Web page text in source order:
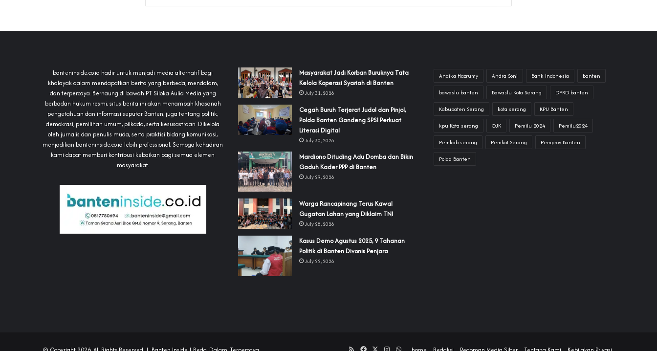
banteninside.co.id hadir untuk menjadi media alternatif bagi
khalayak dalam mendapatkan berita yang berbeda, mendalam,
dan terpercaya. Bernaung di bawah PT Siloka Aulia Media yang
berbadan hukum resmi, situs berita ini akan menambah khasanah
pengetahuan dan informasi seputar Banten, juga tentang politik,
demokrasi, pemilihan umum, pilkada, serta kesusastraan. Dikelola
oleh jurnalis dan penulis muda, serta praktisi bidang komunikasi,
menjadikan banteninside.co.id lebih professional. Semoga kehadiran
kami dapat memberi kontribusi kebaikan bagi semua elemen
masyarakat.
‎Masyarakat Jadi Korban Buruknya Tata
Kelola Koperasi Syariah di Banten
July 31, 2026
Cegah Buruh Terjerat Judol dan Pinjol,
Polda Banten Gandeng SPSI Perkuat
Literasi Digital
July 30, 2026
‎Mardiono Dituding Adu Domba dan Bikin
Gaduh Kader PPP di Banten
July 29, 2026
‎Warga Rancapinang Terus Kawal
Gugatan Lahan yang Diklaim TNI‎‎
July 28, 2026
‎Kasus Demo Agustus 2025, 9 Tahanan
Politik di Banten Divonis Penjara
July 22, 2026
Andika Hazrumy Andra Soni Bank Indonesia banten
bawaslu banten Bawaslu Kota Serang DPRD banten
Kabupaten Serang kota serang KPU Banten
kpu Kota serang OJK Pemilu 2024 Pemilu2024
Pemkab serang Pemkot Serang Pemprov Banten
Polda Banten
RSS Facebook
X Instagram
WhatsApp